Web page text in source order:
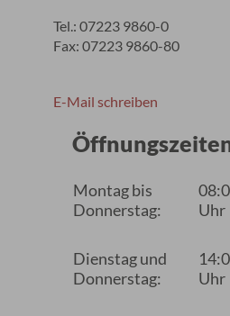
Tel.: 07223 9860-0
Fax: 07223 9860-80
E-Mail schreiben
Montag bis
Donnerstag:
Uhr
Dienstag und
Donnerstag:
Uhr